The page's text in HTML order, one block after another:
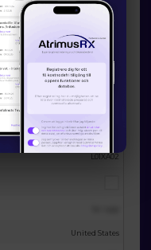
från
16836
injection 50mg/5ml 5 ml vial
Carboplatin
L01XA02
United States